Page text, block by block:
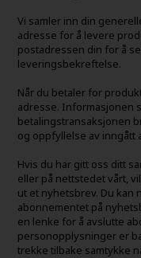
Vi samler inn din
adresse for å levere
postadressen din for å
leveringsbekreftelse.
Når du betaler for
adresse. Informasjonen
betalingstransaksjonen
og oppfyllelse av inngått
Hvis du har gitt oss ditt
eller på nettstedet vårt,
ut et nyhetsbrev. Du kan
abonnementet på
en lenke for å avslutte
personopplysninger er
trekke tilbake samtykke